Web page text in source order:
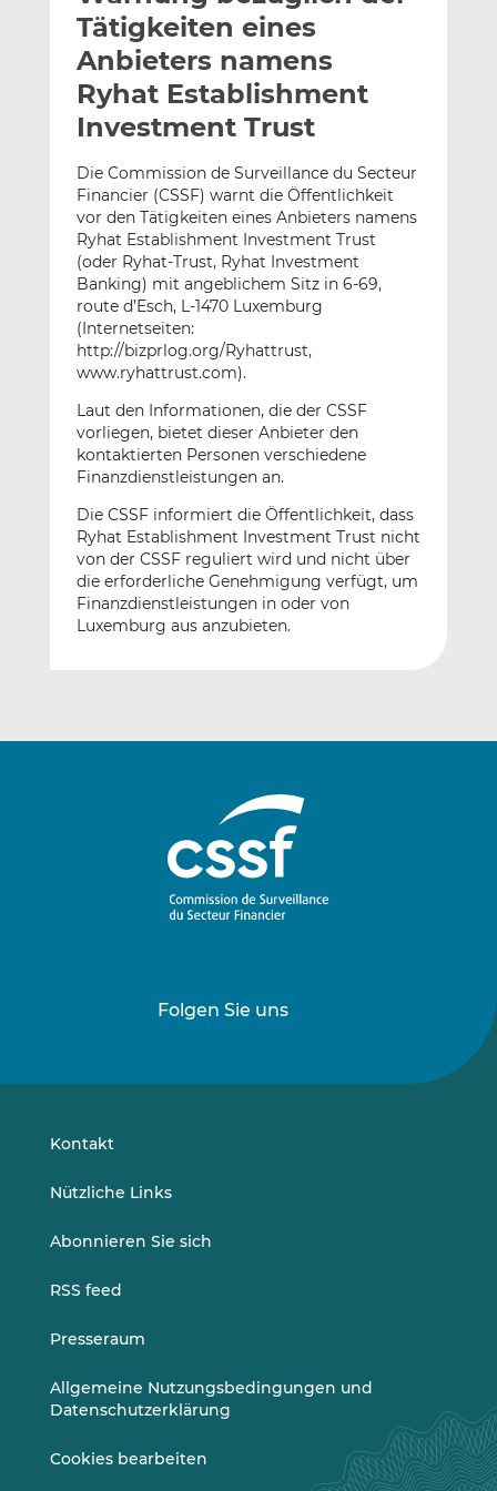
a
n
n
k
e
d
I
t
e
i
l
e
n
c
e
b
o
o
t
e
i
l
e
n
Tätigkeiten eines
Anbieters namens
Ryhat Establishment
Investment Trust
Die Commission de Surveillance du Secteur
Financier (CSSF) warnt die Öffentlichkeit
vor den Tätigkeiten eines Anbieters namens
Ryhat Establishment Investment Trust
(oder Ryhat-Trust, Ryhat Investment
Banking) mit angeblichem Sitz in 6-69,
route d’Esch, L-1470 Luxemburg
(Internetseiten:
http://bizprlog.org/Ryhattrust,
www.ryhattrust.com).
Laut den Informationen, die der CSSF
vorliegen, bietet dieser Anbieter den
kontaktierten Personen verschiedene
Finanzdienstleistungen an.
Die CSSF informiert die Öffentlichkeit, dass
Ryhat Establishment Investment Trust nicht
von der CSSF reguliert wird und nicht über
die erforderliche Genehmigung verfügt, um
Finanzdienstleistungen in oder von
Luxemburg aus anzubieten.
Folgen Sie uns
uns
uns
Kontakt
Nützliche Links
Abonnieren Sie sich
RSS feed
Presseraum
Allgemeine Nutzungsbedingungen und
Datenschutzerklärung
Cookies bearbeiten